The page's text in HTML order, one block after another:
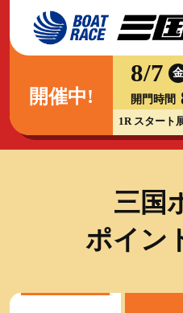
開催中!
8/7 金
開門時間
1R スタート
三国
ポイン